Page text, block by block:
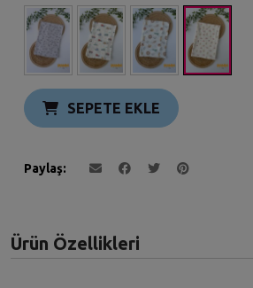
SEPETE EKLE
Paylaş
Ürün Özellikleri